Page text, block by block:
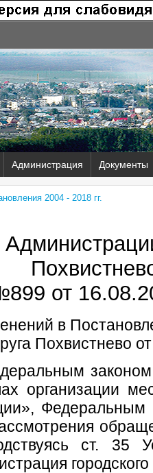
Администрация Документы
2004 - 2018 гг.
от
в
Похвистнево
организации
ст. 35
городского